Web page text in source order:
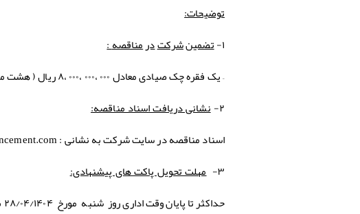
توضیحات:
۱- تضمین شركت در مناقصه:
– یک فقره چک صیادی معادل ۰۰۰ ،۰۰۰ ،۰۰۰ ،۸ ریال ( هشت میلیارد ریال ) .
۲- نشانی دریافت اسناد مناقصه:
اسناد مناقصه در سایت شرکت به نشانی : www.hormozgancement.com
۳- مهلت تحویل پاکت های پیشنهادی:
حداکثر تا پایان وقت اداری روز شنبه مورخ ۲۸/۰۴/۱۴۰۴ می باشد .